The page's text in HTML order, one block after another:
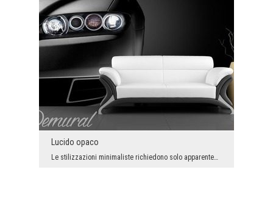
Lucido opaco
Le stilizzazioni minimaliste richiedono solo apparentemente meno lavoro degli arrangiamenti - dic...